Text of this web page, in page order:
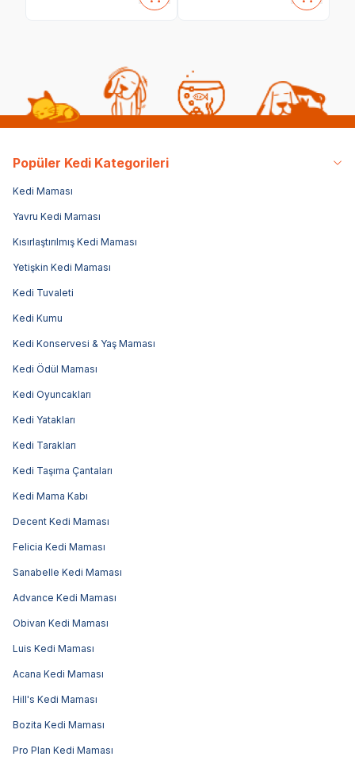
Popüler Kedi Kategorileri
Kedi Maması
Yavru Kedi Maması
Kısırlaştırılmış Kedi Maması
Yetişkin Kedi Maması
Kedi Tuvaleti
Kedi Kumu
Kedi Konservesi & Yaş Maması
Kedi Ödül Maması
Kedi Oyuncakları
Kedi Yatakları
Kedi Tarakları
Kedi Taşıma Çantaları
Kedi Mama Kabı
Decent Kedi Maması
Felicia Kedi Maması
Sanabelle Kedi Maması
Advance Kedi Maması
Obivan Kedi Maması
Luis Kedi Maması
Acana Kedi Maması
Hill's Kedi Maması
Bozita Kedi Maması
Pro Plan Kedi Maması